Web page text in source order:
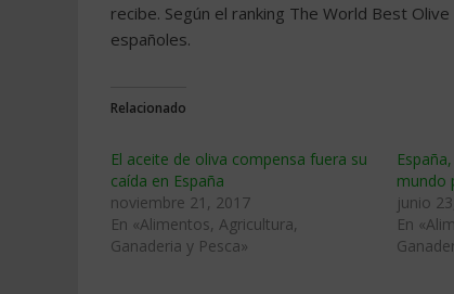
recibe. Según el ranking The World Best
españoles.
Relacionado
El aceite de oliva compensa fuera su
caída en España
noviembre 21, 2017
En «Alimentos, Agricultura,
Ganaderia y Pesca»
mundo
junio
En